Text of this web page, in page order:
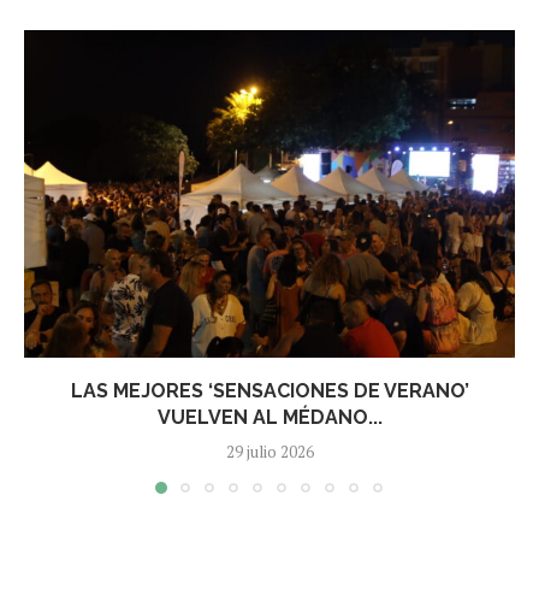
LAS MEJORES ‘SENSACIONES DE VERANO’
VUELVEN AL MÉDANO...
29 julio 2026